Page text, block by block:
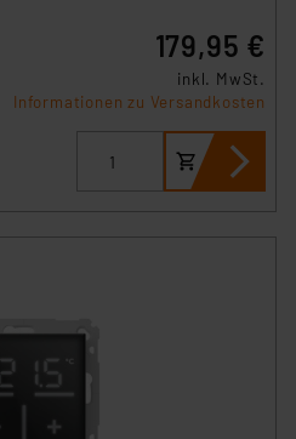
179,95 €
inkl. MwSt.
Informationen zu Versandkosten